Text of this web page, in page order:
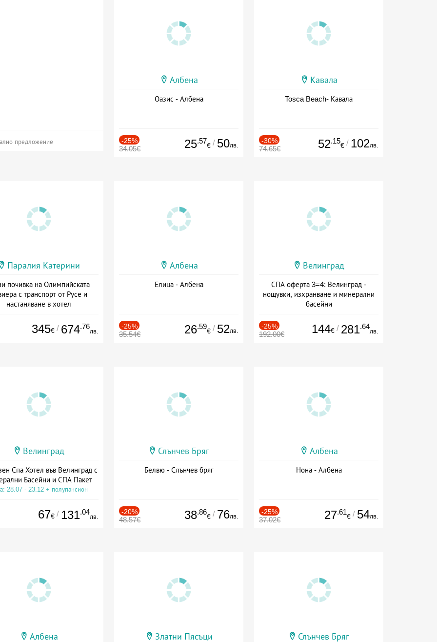
предложение
Албена
Оазис - Албена
-25%
34.05€ 25.57
€ / 50лв.
Кавала
Tosca Beach- Кавала
-30%
74.65€ 52.15
€ / 102лв.
Паралия Катерини
почивка на Олимпийската
с транспорт от Русе и
настаняване в хотел
345€ / 674.76
лв.
Албена
Елица - Албена
-25%
35.54€ 26.59
€ / 52лв.
Велинград
СПА оферта 3=4: Велинград -
нощувки, изхранване и минерални
басейни
-25%
192.00€ 144€ / 281.64
лв.
Велинград
Спа Хотел във Велинград с
Басейни и СПА Пакет
28.07 - 23.12 + полупансион
67€ / 131.04
лв.
Слънчев Бряг
Белвю - Слънчев бряг
-20%
48.57€ 38.86
€ / 76лв.
Албена
Нона - Албена
-25%
37.02€ 27.61
€ / 54лв.
Албена Златни Пясъци Слънчев Бряг